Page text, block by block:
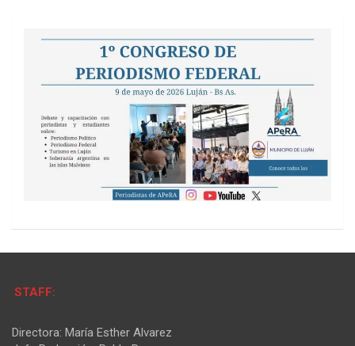
STAFF:
Directora: María Esther Alvarez